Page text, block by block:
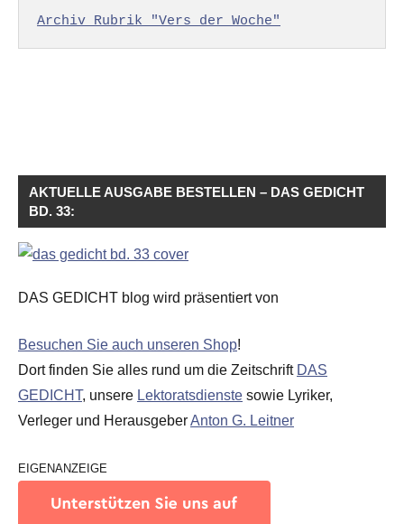
Archiv Rubrik "Vers der Woche"
AKTUELLE AUSGABE BESTELLEN – DAS GEDICHT
BD. 33:
DAS GEDICHT blog wird präsentiert von
Besuchen Sie auch unseren Shop!
Dort finden Sie alles rund um die Zeitschrift DAS
GEDICHT, unsere Lektoratsdienste sowie Lyriker,
Verleger und HerausgeberAnton G. Leitner
EIGENANZEIGE